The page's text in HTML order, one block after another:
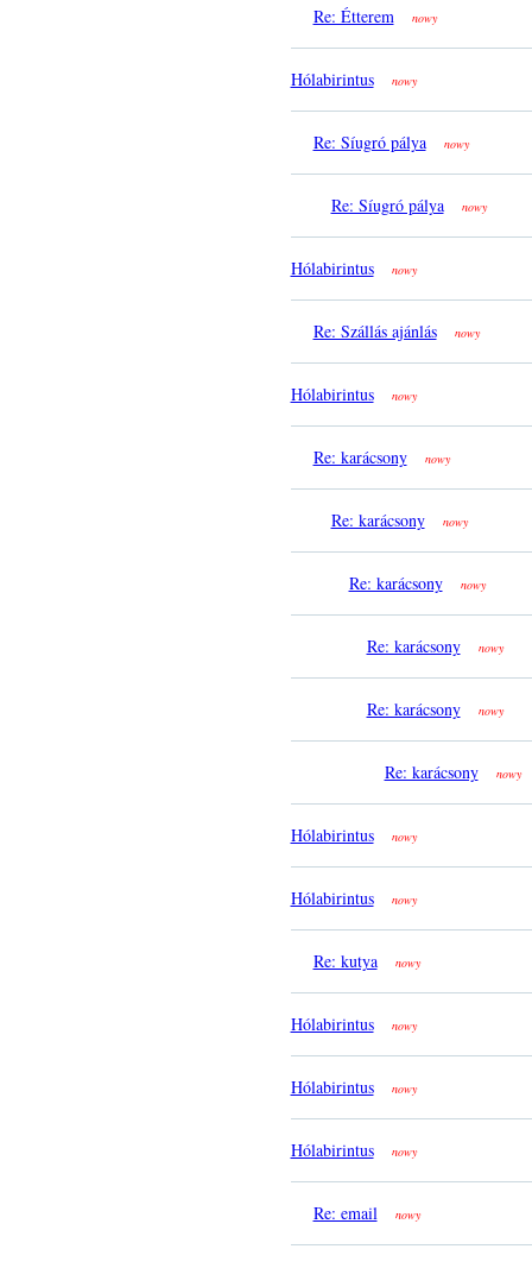
Re: Étterem nowy
Hólabirintus nowy
Re: Síugró pálya nowy
Re: Síugró pálya nowy
Hólabirintus nowy
Re: Szállás ajánlás nowy
Hólabirintus nowy
Re: karácsony nowy
Re: karácsony nowy
Re: karácsony nowy
Re: karácsony nowy
Re: karácsony nowy
Re: karácsony nowy
Hólabirintus nowy
Hólabirintus nowy
Re: kutya nowy
Hólabirintus nowy
Hólabirintus nowy
Hólabirintus nowy
Re: email nowy